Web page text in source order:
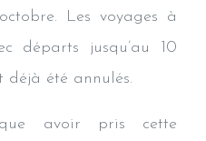
Les voyages à
départs jusqu’au 10
déjà été annulés.
avoir pris cette